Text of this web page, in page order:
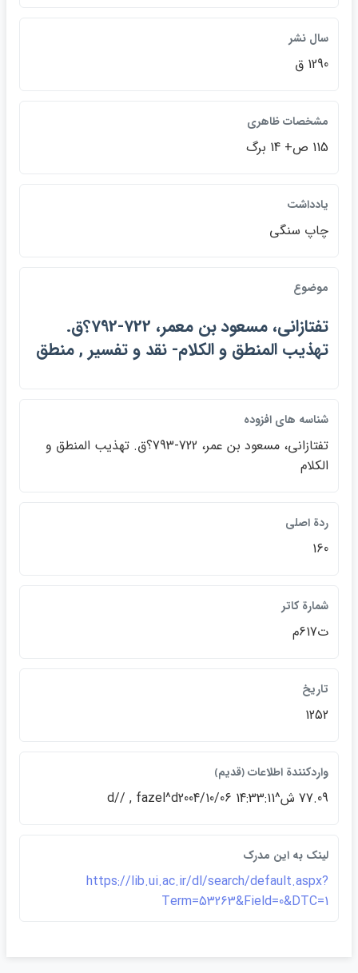
سال نشر
1290 ق
مشخصات ظاهري
115 ص+ 14 برگ
يادداشت
چاپ سنگي
موضوع
تفتازاني، مسعود بن معمر، 722-792؟ق.
تهذيب المنطق و الكلام- نقد و تفسير , منطق
شناسه هاي افزوده
تفتازاني، مسعود بن عمر، 722-793؟ق. تهذيب المنطق و
الكلام
ردة اصلي
160
شمارة كاتر
ت617م
تاريخ
1252
واردكنندة اطلاعات ﴿قديم﴾
77.09 ش^d// , fazel^d2004/10/06 14:33:11
لينک به اين مدرک
https://lib.ui.ac.ir/dl/search/default.aspx?
Term=53263&Field=0&DTC=1